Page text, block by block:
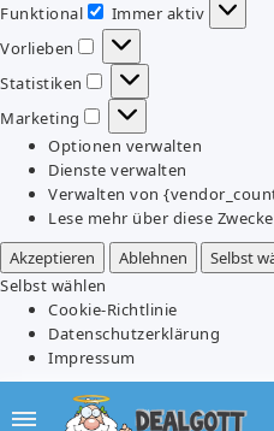
Funktional
Funktional
Immer aktiv
Vorlieben
Vorlieben
Statistiken
Statistiken
Marketing
Marketing
Optionen verwalten
Dienste verwalten
Verwalten von
Lese mehr über diese Zwecke
Akzeptieren
Ablehnen Selbst
Selbst wählen
Cookie-Richtlinie
Datenschutzerklärung
Impressum